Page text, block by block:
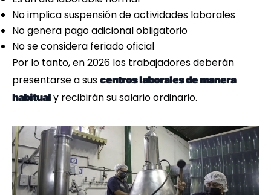
No implica suspensión de actividades laborales
No genera pago adicional obligatorio
No se considera feriado oficial
Por lo tanto, en 2026 los trabajadores deberán
presentarse a sus centros laborales de manera
habitual y recibirán su salario ordinario.